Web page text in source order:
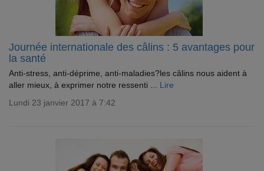
Journée internationale des câlins : 5 avantages pour
la santé
Anti-stress, anti-déprime, anti-maladies?les câlins nous aident à
aller mieux, à exprimer notre ressenti ... Lire
Lundi 23 janvier 2017 à 7:42